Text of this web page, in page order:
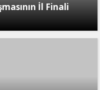
İl Finali